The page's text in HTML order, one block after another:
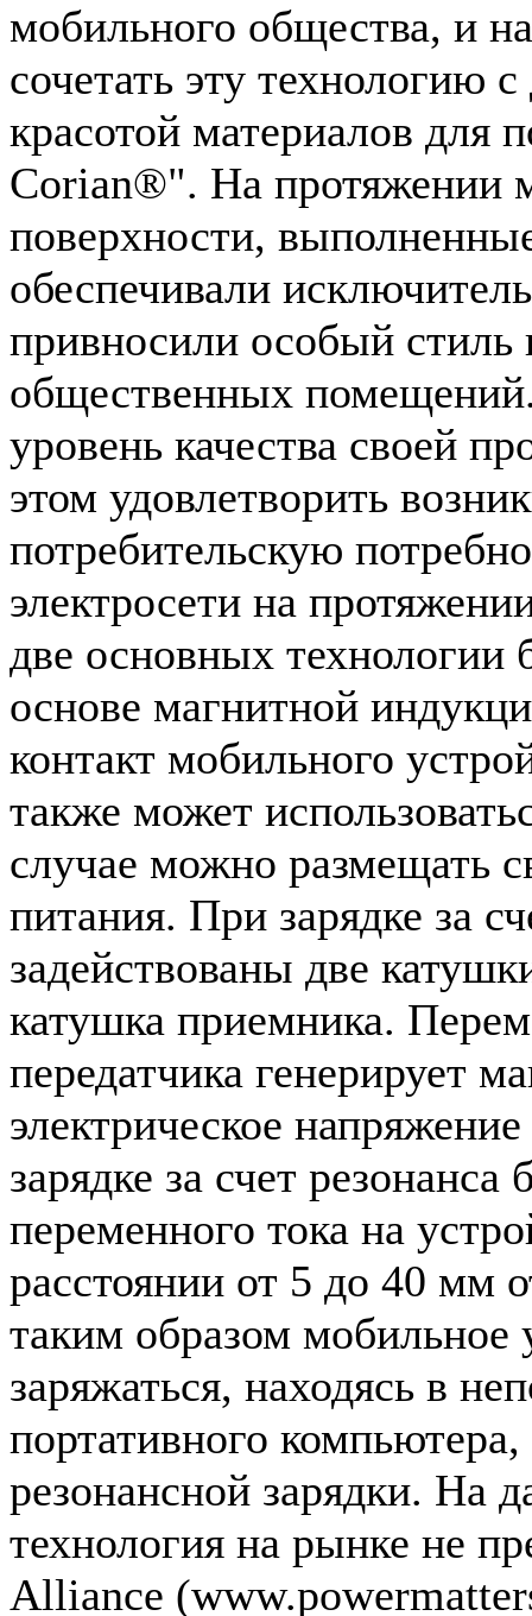
мобильного общества, и
сочетать эту технологию
красотой материалов для
Corian®". На протяжении
поверхности,
обеспечивали
привносили особый
общественных
уровень качества своей
этом удовлетворить
потребительскую
электросети на
две основных технологии
основе магнитной
контакт мобильного
также может
случае можно размещать
питания. При зарядке за
задействованы две
катушка приемника.
передатчика генерирует
электрическое
зарядке за счет резонанса
переменного тока на
расстоянии от 5 до 40 мм
таким образом мобильное
заряжаться, находясь в
портативного
резонансной зарядки. На
технология на рынке не
Alliance